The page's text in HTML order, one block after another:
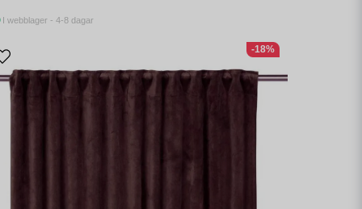
I webblager - 4-8 dagar
-18%